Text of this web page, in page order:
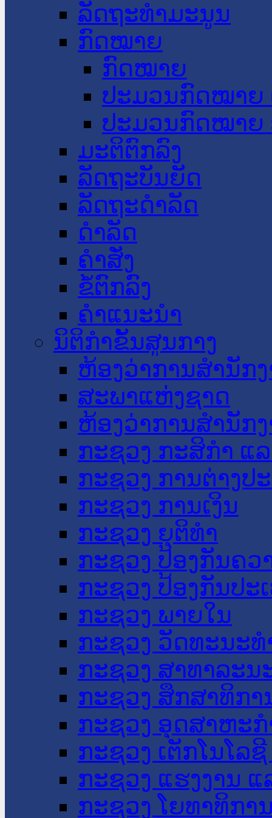
ລັດຖະທໍາມະນູນ
ກົດໝາຍ
ກົດໝາຍ
ປະມວນກົດໝາຍ
ປະມວນກົດໝາຍ
ມະຕິຕົກລົງ
ລັດຖະບັນຍັດ
ລັດຖະດໍາລັດ
ດໍາລັດ
ຄໍາສັ່ງ
ຂໍ້ຕົກລົງ
ຄໍາແນະນໍາ
ນິຕິກໍາຂັ້ນສູນກາງ
ຫ້ອງວ່າການສໍານັກ
ສະພາແຫ່ງຊາດ
ຫ້ອງວ່າການສຳນັກ
ກະຊວງ ກະສິກຳ ແ
ກະຊວງ ການຕ່າງປ
ກະຊວງ ການເງິນ
ກະຊວງ ຍຸຕິທໍາ
ກະຊວງ ປ້ອງກັນຄວ
ກະຊວງ ປ້ອງກັນປະ
ກະຊວງ ພາຍໃນ
ກະຊວງ ວັດທະນະ
ກະຊວງ ສາທາລະນ
ກະຊວງ ສຶກສາທິກາ
ກະຊວງ ອຸດສາຫະ
ກະຊວງ ເຕັກໂນໂລ
ກະຊວງ ແຮງງານ
ກະຊວງ ໂຍທາທິກາ